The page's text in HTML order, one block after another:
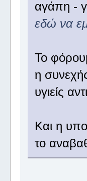
αγάπη -
εδώ να
Το
η
υγιείς
Και η
το